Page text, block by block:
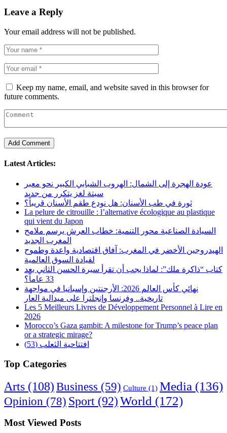
Leave a Reply
Your email address will not be published.
Keep my name, email, and website saved in this browser for
future comments.
Latest Articles:
عودة الهجرة إلى الشمال: الهروب الشبابي الكبير نحو معبر
سبتة لغز يتكرر من جديد
ثورة في طب الأسنان: هل نودع طقم الأسنان قريباً؟
La pelure de citrouille : l’alternative écologique au plastique
qui vient du Japon
السيادة الصناعية محور التنمية: خطاب العرش يرسم ملامح
المغرب الجديد
الهيدروجين الأخضر في المغرب: آفاق اقتصادية واعدة وطموح
لقيادة السوق العالمية
كتاب “ذاكرة ملك”: لماذا يجب أن تقرأ سيرة الحسن الثاني بعد
33 عاماً؟
نهائي كأس العالم 2026: الأرجنتين وإسبانيا في مواجهة
تاريخية.. وفرنسا وإنجلترا على ميدالية العار
Les 5 Meilleurs Livres de Développement Personnel à Lire en
2026
Morocco’s Gaza gambit: A milestone for Trump’s peace plan
or a strategic mirage?
افتتاحية الثعلب (53)
Top Categories
Arts (108) Business (59) Culture (1) Media (136)
Opinion (78) Sport (92)World (172)
Most Viewed Posts